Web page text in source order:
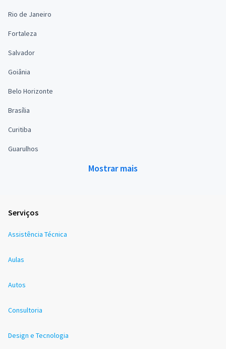
Rio de Janeiro
Fortaleza
Salvador
Goiânia
Belo Horizonte
Brasília
Curitiba
Guarulhos
Mostrar mais
Serviços
Assistência Técnica
Aulas
Autos
Consultoria
Design e Tecnologia